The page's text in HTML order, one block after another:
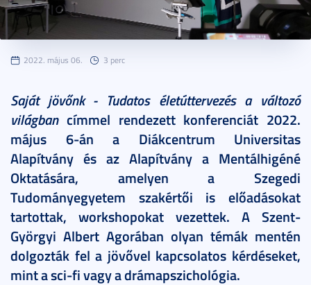
2022. május 06. 3 perc
Saját jövőnk - Tudatos életúttervezés a változó
világbancímmel rendezett konferenciát 2022.
május 6-án a Diákcentrum Universitas
Alapítvány és az Alapítvány a Mentálhigéné
Oktatására, amelyen a Szegedi
Tudományegyetem szakértői is előadásokat
tartottak, workshopokat vezettek. A Szent-
Györgyi Albert Agorában olyan témák mentén
dolgozták fel a jövővel kapcsolatos kérdéseket,
mint a sci-fi vagy a drámapszichológia.